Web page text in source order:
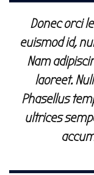
Donec orci
euismod id,
Nam
laoreet.
Phasellus
ultrices